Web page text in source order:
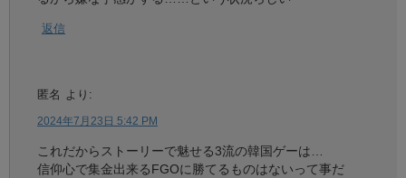
返信
匿名 より:
2024年7月23日 5:42 PM
これだからストーリーで魅せる3流の韓国ゲーは…
信仰心で集金出来るFGOに勝てるものはないって事だ